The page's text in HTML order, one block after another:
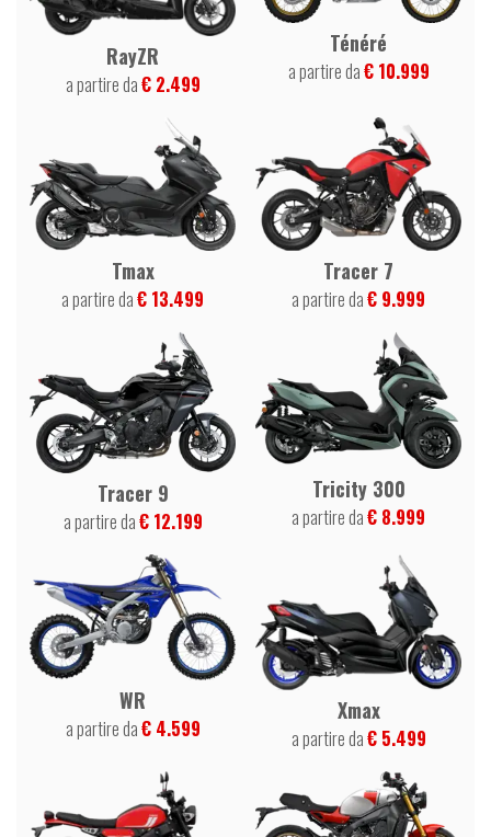
RayZR
a partire da€ 2.499
Ténéré
a partire da€ 10.999
Tmax
a partire da€ 13.499
Tracer 7
a partire da€ 9.999
Tracer 9
a partire da€ 12.199
Tricity 300
a partire da€ 8.999
WR
a partire da€ 4.599
Xmax
a partire da€ 5.499